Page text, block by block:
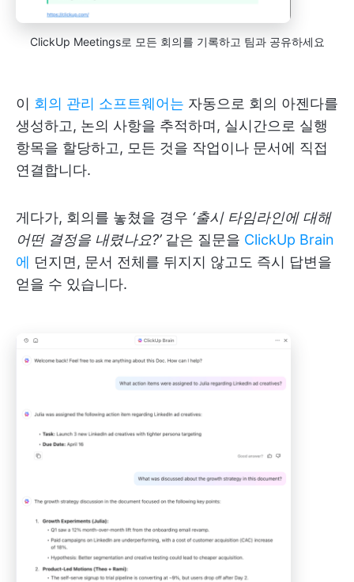
ClickUp Meetings로 모든 회의를 기록하고 팀과 공유하세요
이 회의 관리 소프트웨어는 자동으로 회의 아젠다를
생성하고, 논의 사항을 추적하며, 실시간으로 실행
항목을 할당하고, 모든 것을 작업이나 문서에 직접
연결합니다.
게다가, 회의를 놓쳤을 경우 ‘출시 타임라인에 대해
어떤 결정을 내렸나요?’같은 질문을 ClickUp Brain
에 던지면, 문서 전체를 뒤지지 않고도 즉시 답변을
얻을 수 있습니다.